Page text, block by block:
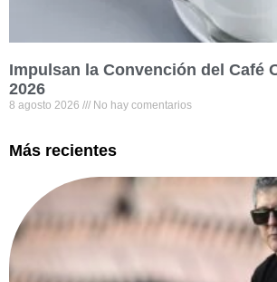
Impulsan la Convención del Café
2026
8 agosto 2026 No hay comentarios
Más recientes